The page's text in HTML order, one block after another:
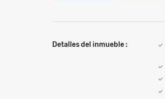
Detalles del inmueble :